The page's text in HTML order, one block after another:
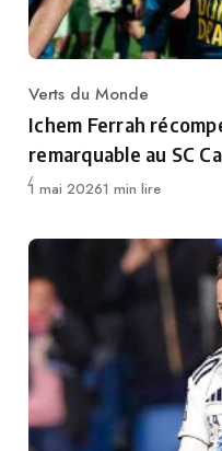
Category
Verts du Monde
Ichem Ferrah
remarquable au SC
Publié
1 mai 20261 min lire